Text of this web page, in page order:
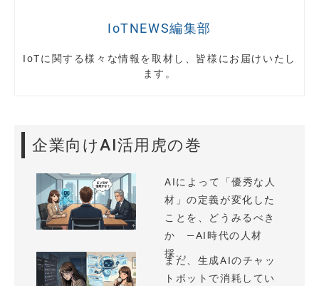
IoTNEWS編集部
IoTに関する様々な情報を取材し、皆様にお届けいたし
ます。
企業向けAI活用虎の巻
AIによって「優秀な人
材」の定義が変化した
ことを、どうみるべき
か —AI時代の人材
採...
まだ、生成AIのチャッ
トボットで消耗してい